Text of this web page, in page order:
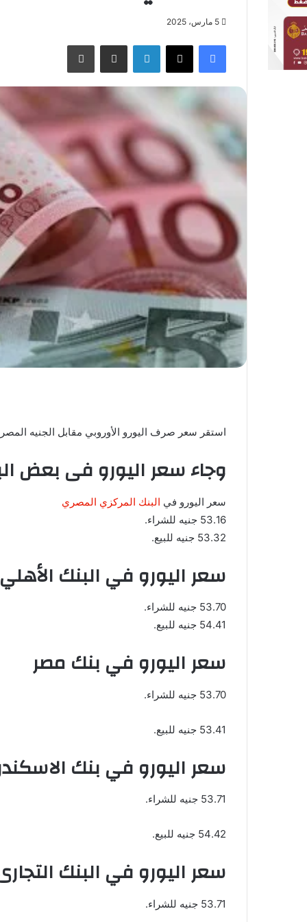
5 مارس، 2025
فيسبوك X لينكدإن مشاركة عبر البريد طباعة
استقر سعر صرف اليورو الأوروبي مقابل الجنيه
وجاء سعر اليورو فى بعض
سعر اليورو في البنك المركزي المصري
53.16 جنيه للشراء.
53.32 جنيه للبيع.
سعر اليورو في البنك
53.70 جنيه للشراء.
54.41 جنيه للبيع.
سعر اليورو في بنك مصر
53.70 جنيه للشراء.
53.41 جنيه للبيع.
سعر اليورو في بنك
53.71 جنيه للشراء.
54.42 جنيه للبيع.
سعر اليورو في البنك
53.71 جنيه للشراء.